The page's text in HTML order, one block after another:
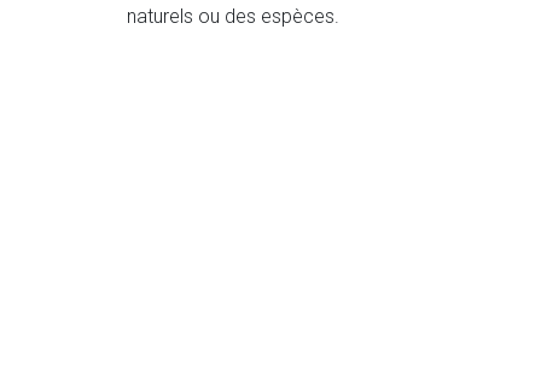
naturels ou des espèces.